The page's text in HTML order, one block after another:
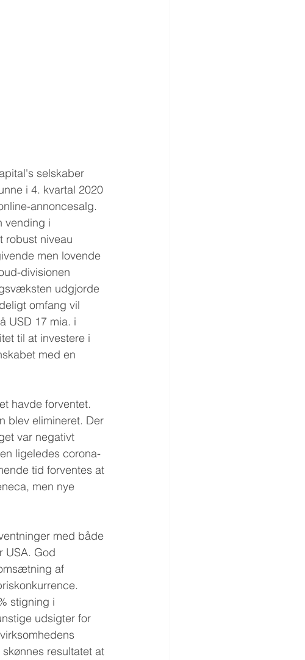
selskaber
i 4. kvartal 2020
annoncesalg.
vending i
robust niveau
men lovende
divisionen
udgjorde
omfang vil
USD 17 mia. i
til at investere i
med en
havde forventet.
blev elimineret. Der
var negativt
ligeledes corona-
tid forventes at
men nye
med både
USA. God
af
stigning i
udsigter for
resultatet at